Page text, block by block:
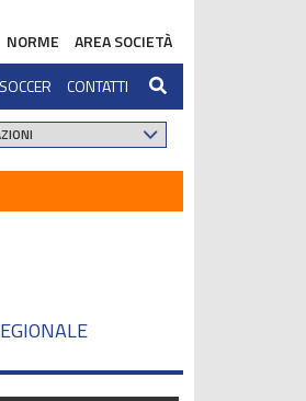
NORME
AREA SOCIETÀ
CONTATTI